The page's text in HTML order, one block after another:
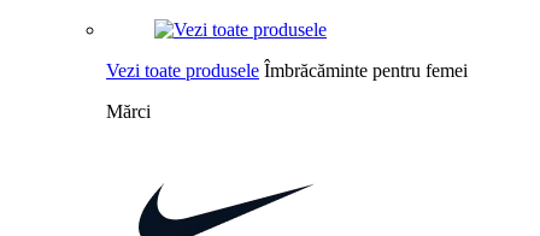
Vezi toate produsele Îmbrăcăminte pentru femei
Mărci